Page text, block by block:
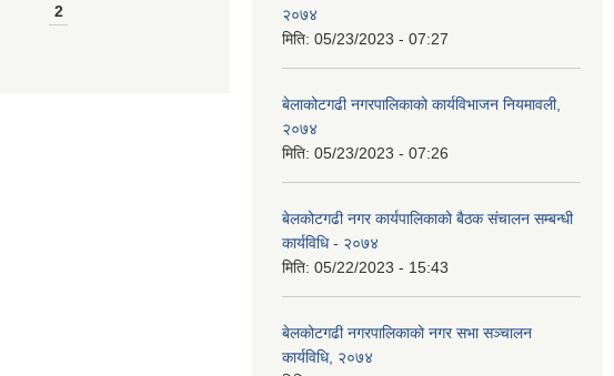
2
२०७४
मिति: 05/23/2023 - 07:27
बेलाकोटगढी नगरपालिकाको कार्यविभाजन नियमावली,
२०७४
मिति: 05/23/2023 - 07:26
बेलकोटगढी नगर कार्यपालिकाको बैठक संचालन सम्बन्धी
कार्यविधि - २०७४
मिति: 05/22/2023 - 15:43
बेलकोटगढी नगरपालिकाको नगर सभा सञ्चालन
कार्यविधि, २०७४